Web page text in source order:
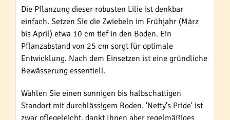
Die Pflanzung dieser robusten Lilie ist denkbar
einfach. Setzen Sie die Zwiebeln im Frühjahr (März
bis April) etwa 10 cm tief in den Boden. Ein
Pflanzabstand von 25 cm sorgt für optimale
Entwicklung. Nach dem Einsetzen ist eine gründliche
Bewässerung essentiell.
Wählen Sie einen sonnigen bis halbschattigen
Standort mit durchlässigem Boden. 'Netty's Pride' ist
zwar pflegeleicht, dankt Ihnen aber regelmäßiges